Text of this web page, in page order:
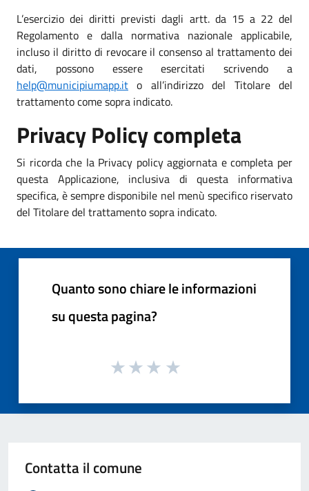
L’esercizio dei diritti previsti dagli artt. da 15 a 22 del
Regolamento e dalla normativa nazionale applicabile,
incluso il diritto di revocare il consenso al trattamento dei
dati, possono essere esercitati scrivendo a
help@municipiumapp.it o all’indirizzo del Titolare del
trattamento come sopra indicato.
Privacy Policy completa
Si ricorda che la Privacy policy aggiornata e completa per
questa Applicazione, inclusiva di questa informativa
specifica, è sempre disponibile nel menù specifico riservato
del Titolare del trattamento sopra indicato.
Quanto sono chiare le informazioni
su questa pagina?
Contatta il comune